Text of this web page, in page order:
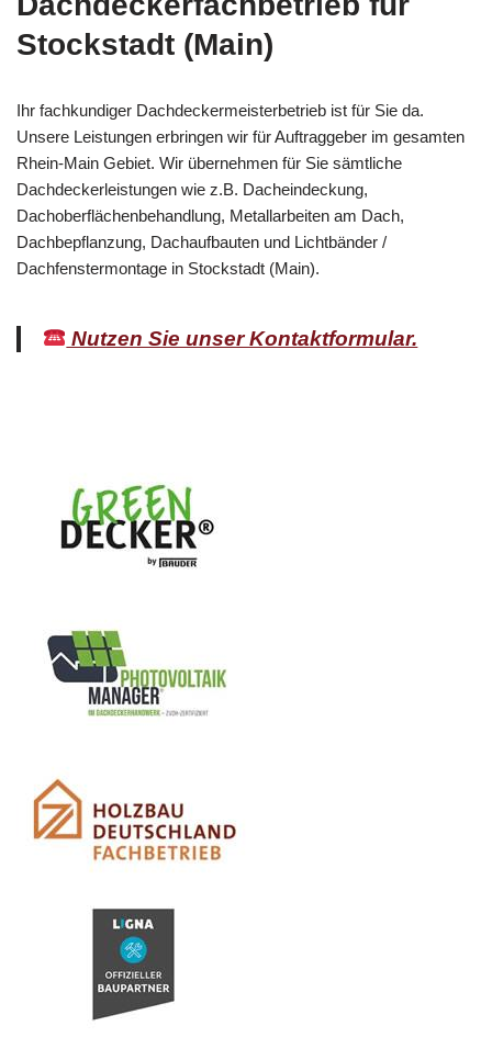
Stockstadt (Main)
Ihr fachkundiger Dachdeckermeisterbetrieb ist für Sie da.
Unsere Leistungen erbringen wir für Auftraggeber im gesamten
Rhein-Main Gebiet. Wir übernehmen für Sie sämtliche
Dachdeckerleistungen wie z.B. Dacheindeckung,
Dachoberflächenbehandlung, Metallarbeiten am Dach,
Dachbepflanzung, Dachaufbauten und Lichtbänder /
Dachfenstermontage in Stockstadt (Main).
Nutzen Sie unser Kontaktformular.